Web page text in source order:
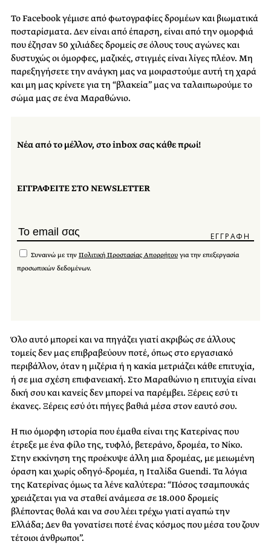
Το Facebook γέμισε από φωτογραφίες δρομέων και βιωματικά
ποσταρίσματα. Δεν είναι από έπαρση, είναι από την ομορφιά
που έζησαν 50 χιλιάδες δρομείς σε όλους τους αγώνες και
δυστυχώς οι όμορφες, μαζικές, στιγμές είναι λίγες πλέον. Μη
παρεξηγήσετε την ανάγκη μας να μοιραστούμε αυτή τη χαρά
και μη μας κρίνετε για τη “βλακεία” μας να ταλαιπωρούμε το
σώμα μας σε ένα Μαραθώνιο.
Νέα από το μέλλον, στο inbox σας κάθε πρωί!
ΕΓΓΡΑΦΕΙΤΕ ΣΤΟ NEWSLETTER
Συναινώ με την Πολιτική Προστασίας Απορρήτου για την επεξεργασία
προσωπικών δεδομένων.
Όλο αυτό μπορεί και να πηγάζει γιατί ακριβώς σε άλλους
τομείς δεν μας επιβραβεύουν ποτέ, όπως στο εργασιακό
περιβάλλον, όταν η μιζέρια ή η κακία μετριάζει κάθε επιτυχία,
ή σε μια σχέση επιφανειακή. Στο Μαραθώνιο η επιτυχία είναι
δική σου και κανείς δεν μπορεί να παρέμβει. Ξέρεις εσύ τι
έκανες. Ξέρεις εσύ ότι πήγες βαθιά μέσα στον εαυτό σου.
Η πιο όμορφη ιστορία που έμαθα είναι της Κατερίνας που
έτρεξε με ένα φίλο της, τυφλό, βετεράνο, δρομέα, το Νίκο.
Στην εκκίνηση της προέκυψε άλλη μια δρομέας, με μειωμένη
όραση και χωρίς οδηγό-δρομέα, η Ιταλίδα Guendi. Τα λόγια
της Κατερίνας όμως τα λένε καλύτερα: “Πόσος τσαμπουκάς
χρειάζεται για να σταθεί ανάμεσα σε 18.000 δρομείς
βλέποντας θολά και να σου λέει τρέχω γιατί αγαπώ την
Ελλάδα; Δεν θα γονατίσει ποτέ ένας κόσμος που μέσα του ζουν
τέτοιοι άνθρωποι”.